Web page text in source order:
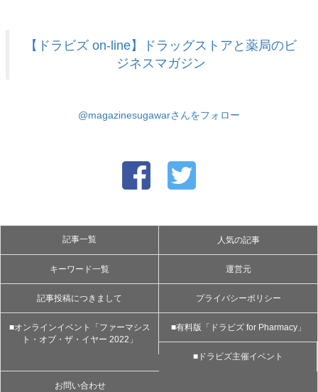
【ドラビズ on-line】ドラッグストアと薬局のビ
ジネスマガジン
@magazinesugawarさんをフォロー
記事一覧 人気の記事
キーワード一覧 運営元
記事投稿につきまして プライバシーポリシー
■オンラインイベント「ファーマシス
ト・オブ・ザ・イヤー 2022」
■有料版「ドラビズ for Pharmacy」
■ドラビズ主催イベント
お問い合わせ